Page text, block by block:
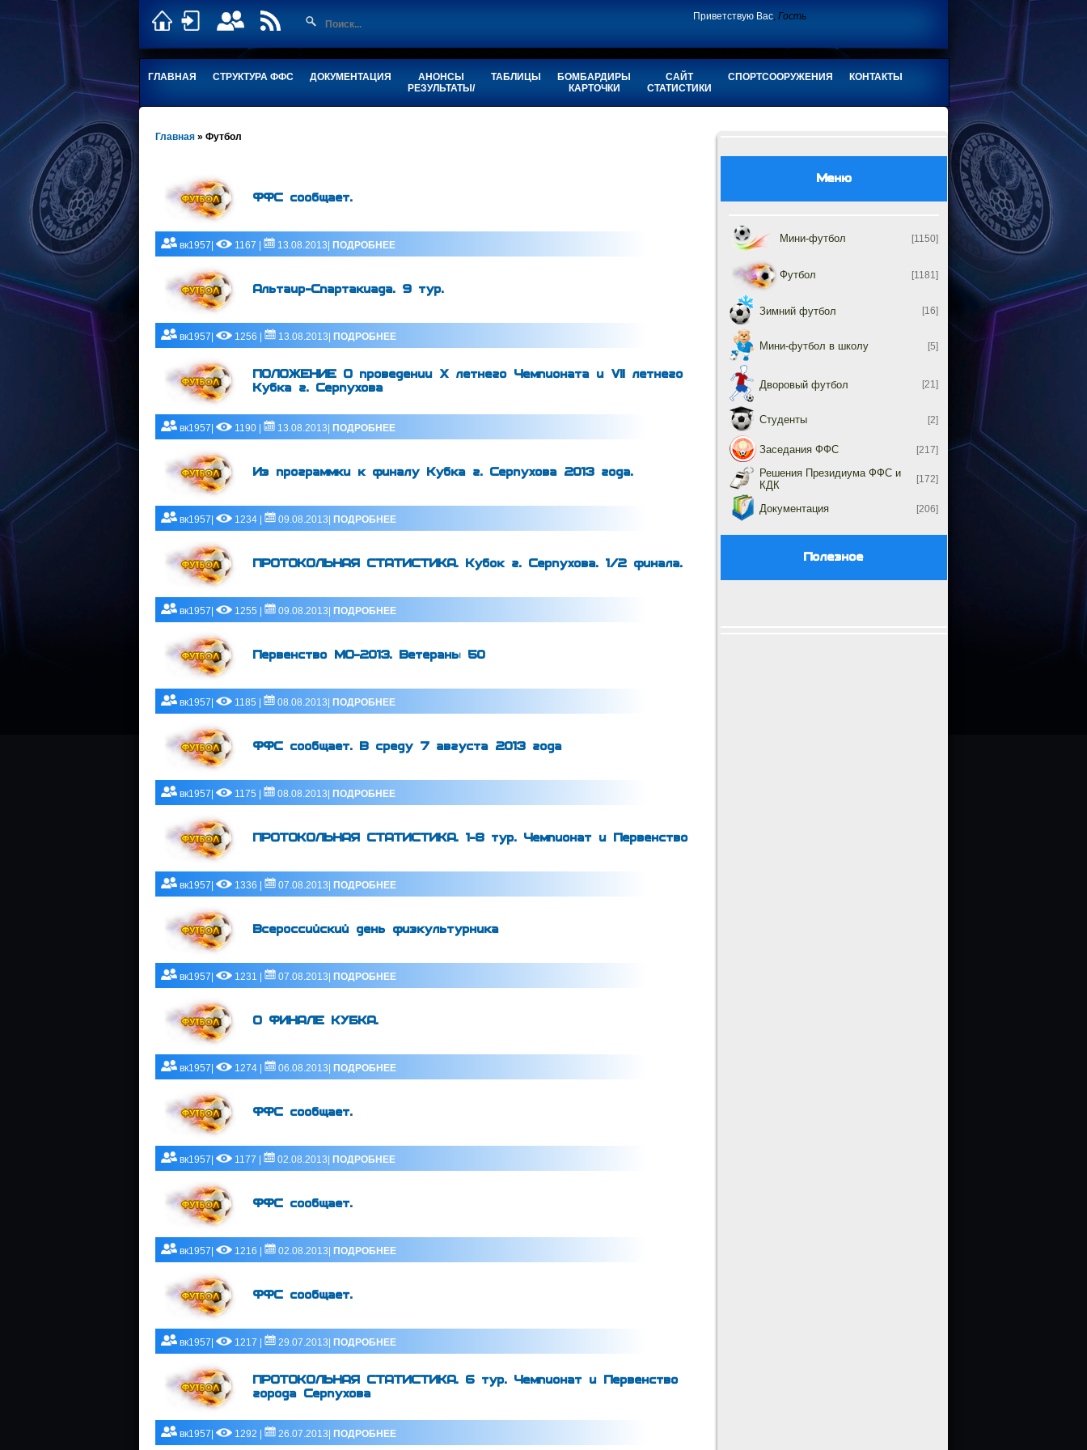
Приветствую Вас,Гость
ГЛАВНАЯ СТРУКТУРА ФФС ДОКУМЕНТАЦИЯ
АНОНСЫ
РЕЗУЛЬТАТЫ/
ТАБЛИЦЫ
БОМБАРДИРЫ
КАРТОЧКИ
САЙТ
СТАТИСТИКИ
СПОРТСООРУЖЕНИЯ КОНТАКТЫ
Главная » Футбол
ФФС сообщает.
вк1957| 1167 | 13.08.2013| ПОДРОБНЕЕ
Альтаир-Спартакиада. 9 тур.
вк1957| 1256 | 13.08.2013| ПОДРОБНЕЕ
ПОЛОЖЕНИЕ О проведении X летнего Чемпионата и VII летнего
Кубка г. Серпухова
вк1957| 1190 | 13.08.2013| ПОДРОБНЕЕ
Из программки к финалу Кубка г. Серпухова 2013 года.
вк1957| 1234 | 09.08.2013| ПОДРОБНЕЕ
ПРОТОКОЛЬНАЯ СТАТИСТИКА. Кубок г. Серпухова. 1/2 финала.
вк1957| 1255 | 09.08.2013| ПОДРОБНЕЕ
Первенство МО-2013. Ветераны 50
вк1957| 1185 | 08.08.2013| ПОДРОБНЕЕ
ФФС сообщает. В среду 7 августа 2013 года
вк1957| 1175 | 08.08.2013| ПОДРОБНЕЕ
ПРОТОКОЛЬНАЯ СТАТИСТИКА. 1-8 тур. Чемпионат и Первенство
вк1957| 1336 | 07.08.2013| ПОДРОБНЕЕ
Всероссийский день физкультурника
вк1957| 1231 | 07.08.2013| ПОДРОБНЕЕ
О ФИНАЛЕ КУБКА.
вк1957| 1274 | 06.08.2013| ПОДРОБНЕЕ
ФФС сообщает.
вк1957| 1177 | 02.08.2013| ПОДРОБНЕЕ
ФФС сообщает.
вк1957| 1216 | 02.08.2013| ПОДРОБНЕЕ
ФФС сообщает.
вк1957| 1217 | 29.07.2013| ПОДРОБНЕЕ
ПРОТОКОЛЬНАЯ СТАТИСТИКА. 6 тур. Чемпионат и Первенство
города Серпухова
вк1957| 1292 | 26.07.2013| ПОДРОБНЕЕ
Меню
Мини-футбол [1150]
Футбол [1181]
Зимний футбол [16]
Мини-футбол в школу [5]
Дворовый футбол [21]
Студенты [2]
Заседания ФФС [217]
Решения Президиума ФФС и
КДК
[172]
Документация [206]
Полезное